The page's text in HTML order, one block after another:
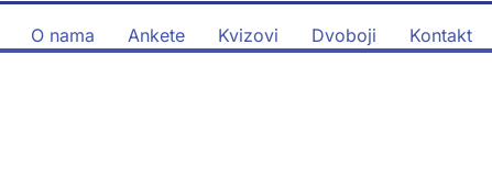
O nama Ankete Kvizovi Dvoboji Kontakt